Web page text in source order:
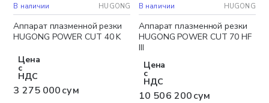
Бесплатная доставка
В наличии HUGONG
Аппарат плазменной резки
HUGONG POWER CUT 40 K
Цена
с
НДС
3 275 000 сум
Бесплатная доставка
В наличии HUGONG
Аппарат плазменной резки
HUGONG POWER CUT 70 HF
III
Цена
с
НДС
10 506 200 сум